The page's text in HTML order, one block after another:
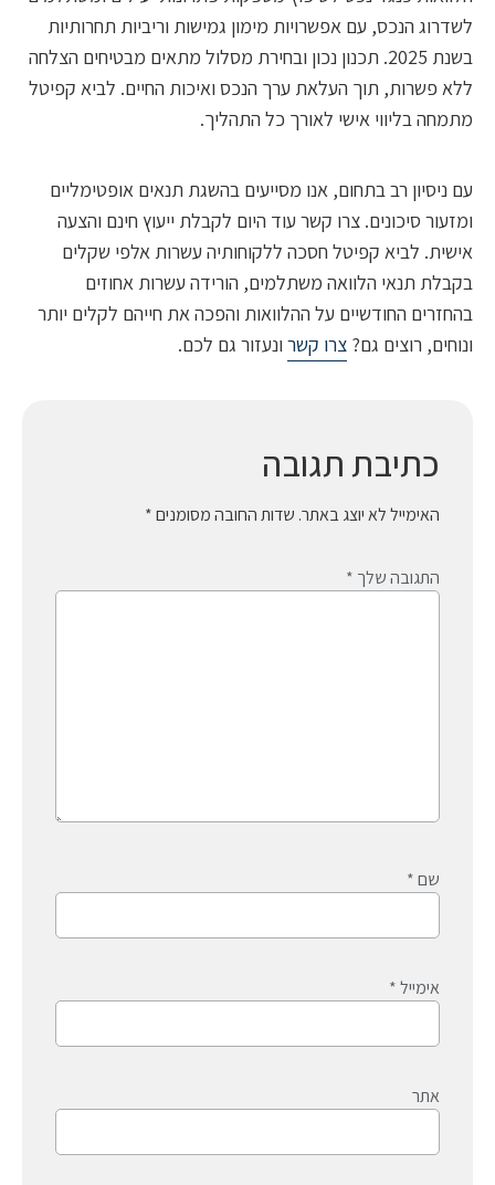
הנכס, עם אפשרויות מימון גמישות וריביות תחרותיות
בשנת 2025. תכנון נכון ובחירת מסלול מתאים מבטיחים הצלחה
תוך העלאת ערך הנכס ואיכות החיים. לביא קפיטל
בליווי אישי לאורך כל התהליך.
רב בתחום, אנו מסייעים בהשגת תנאים אופטימליים
סיכונים. צרו קשר עוד היום לקבלת ייעוץ חינם והצעה
לביא קפיטל חסכה ללקוחותיה עשרות אלפי שקלים
תנאי הלוואה משתלמים, הורידה עשרות אחוזים
החודשיים על ההלוואות והפכה את חייהם לקלים יותר
רוצים גם?צרו קשרונעזור גם לכם.
כתיבת תגובה
האימייל לא יוצג באתר.שדות החובה מסומנים*
התגובה שלך*